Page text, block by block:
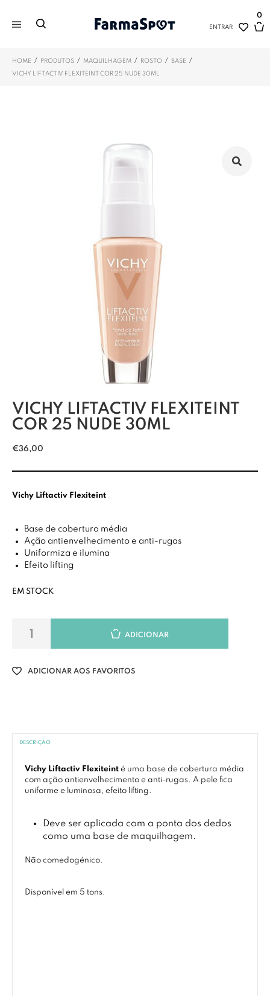
ENTRAR
0
HOME / PRODUTOS / MAQUILHAGEM / ROSTO / BASE /
VICHY LIFTACTIV FLEXITEINT COR 25 NUDE 30ML
VICHY LIFTACTIV FLEXITEINT
COR 25 NUDE 30ML
€36,00
Vichy Liftactiv Flexiteint
Base de cobertura média
Ação antienvelhecimento e anti-rugas
Uniformiza e ilumina
Efeito lifting
EM STOCK
ADICIONAR
ADICIONAR AOS FAVORITOS
DESCRIÇÃO
Vichy Liftactiv Flexiteint é uma base de cobertura média
com ação antienvelhecimento e anti-rugas. A pele fica
uniforme e luminosa, efeito lifting.
Deve ser aplicada com a ponta dos dedos
como uma base de maquilhagem.
Não comedogénico.
Disponível em 5 tons.